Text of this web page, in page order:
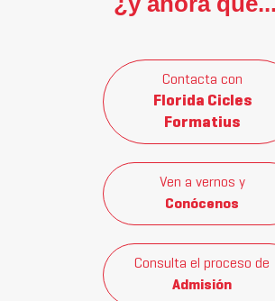
Contacta con
Florida Cicles
Formatius
Ven a vernos y
Conócenos
Consulta el proceso de
Admisión